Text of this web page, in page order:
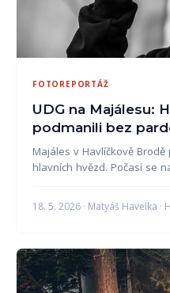
FOTOREPORTÁŽ
UDG na Majálesu:
podmanili bez
Majáles v Havlíčkově
hlavních hvězd. Počasí se
18. 5. 2026 · Matyáš Havelka ·